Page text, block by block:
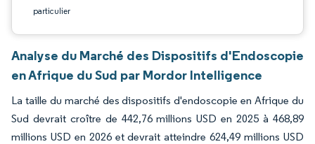
particulier
Analyse du Marché des Dispositifs d'Endoscopie
en Afrique du Sud par Mordor Intelligence
La taille du marché des dispositifs d'endoscopie en Afrique du
Sud devrait croître de 442,76 millions USD en 2025 à 468,89
millions USD en 2026 et devrait atteindre 624,49 millions USD